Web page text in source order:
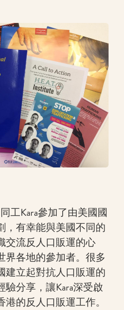
工Kara參加了由美國國
，有幸能與美國不同的
交流反人口販運的心
界各地的參加者。很多
建立起對抗人口販運的
分享，讓Kara深受啟
的反人口販運工作。